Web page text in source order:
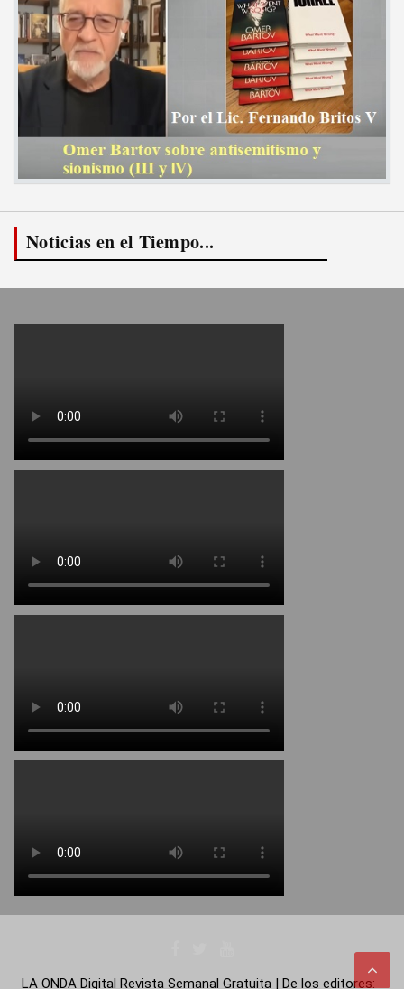
Noticias en el Tiempo...
LA ONDA Digital Revista Semanal Gratuita | De los editores: